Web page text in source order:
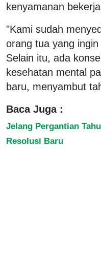
kenyamanan
"Kami sudah
orang tua yang
Selain itu, ada
kesehatan mental
baru, menyambut
Baca Juga :
Jelang Pergantian
Resolusi Baru